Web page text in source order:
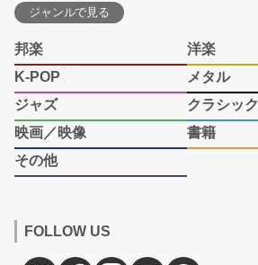
ジャンルで見る
邦楽
洋楽
K-POP
メタル
ジャズ
クラシック
映画／映像
書籍
その他
FOLLOW US